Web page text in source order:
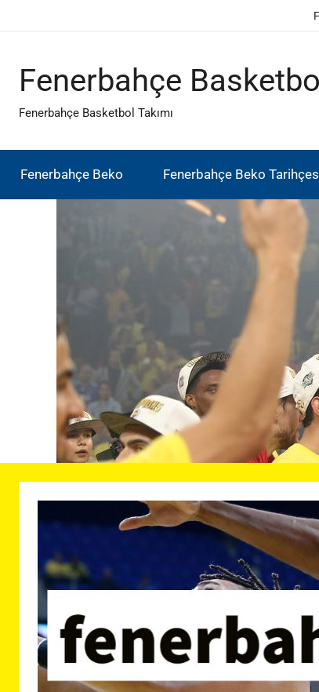
Fenerbahçe
Fenerbahçe Basketbol Takımı
Fenerbahçe Beko Fenerbahçe Beko